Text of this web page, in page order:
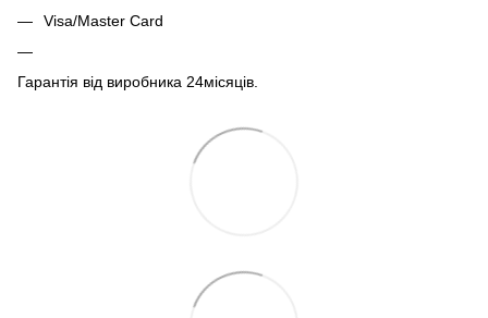
Visa/Master Card
Гарантія від виробника 24місяців.